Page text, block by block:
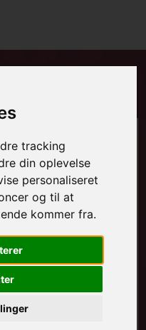
tracking
din oplevelse
personaliseret
og til at
kommer fra.